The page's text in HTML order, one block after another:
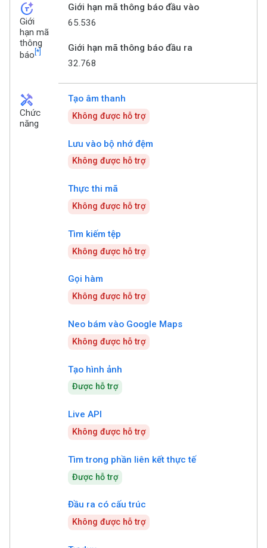
token_auto
Giới
hạn mã
thông
báo [*]
Giới hạn mã thông báo đầu vào
65.536
Giới hạn mã thông báo đầu ra
32.768
handyman
Chức
năng
Tạo âm thanh
Không được hỗ trợ
Lưu vào bộ nhớ đệm
Không được hỗ trợ
Thực thi mã
Không được hỗ trợ
Tìm kiếm tệp
Không được hỗ trợ
Gọi hàm
Không được hỗ trợ
Neo bám vào Google Maps
Không được hỗ trợ
Tạo hình ảnh
Được hỗ trợ
Live API
Không được hỗ trợ
Tìm trong phần liên kết thực tế
Được hỗ trợ
Đầu ra có cấu trúc
Không được hỗ trợ